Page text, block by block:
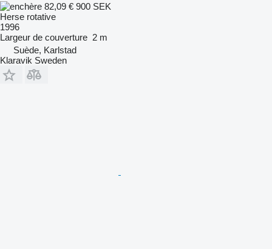
82,09 € 900 SEK
Herse rotative
1996
Largeur de couverture 2 m
Suède, Karlstad
Klaravik Sweden